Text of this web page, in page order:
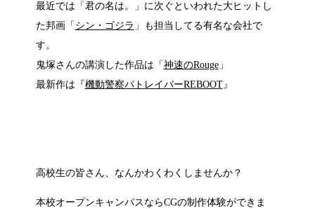
最近では「君の名は。」に次ぐといわれた大ヒットし
た邦画「 シン・ゴジラ 」も担当してる有名な会社で
す。
鬼塚さんの講演した作品は「 神速のRouge」
最新作は『機動警察パトレイバーREBOOT』
高校生の皆さん、なんかわくわくしませんか？
本校オープンキャンパスならCGの制作体験ができま